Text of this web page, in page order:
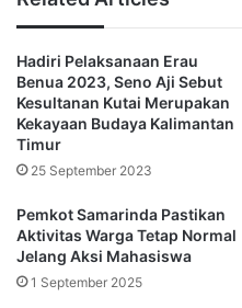
Udin juga mengingatkan
Ia mengambil contoh kasus
yang menyebabkan
di sebuah void.
“Kalau ditinggal, nanti
pungkasnya.
(Advertorial)
Hadiri Pelaksanaan Erau
Benua 2023, Seno Aji Sebut
Kesultanan Kutai Merupakan
Kekayaan Budaya Kalimantan
Timur
25 September 2023
Pemkot Samarinda Pastikan
Aktivitas Warga Tetap Normal
Jelang Aksi Mahasiswa
1 September 2025